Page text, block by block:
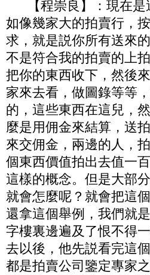
【程崇良】：現在是
如像幾家大的拍賣行，
求，就是説你所有送來
不是符合我的拍賣的上
把你的東西收下，然後
家來去看，做圖錄等等
的，這些東西在這兒，
麼是用佣金來結算，送
來交佣金，兩邊的人，
個東西價值拍出去值一
這樣的概念。但是大部
就會怎麼呢？就會把這
還拿這個舉例，我們就
字樓裏邊遍及了恨不得
去以後，他先説看完這
都是拍賣公司鑒定專家